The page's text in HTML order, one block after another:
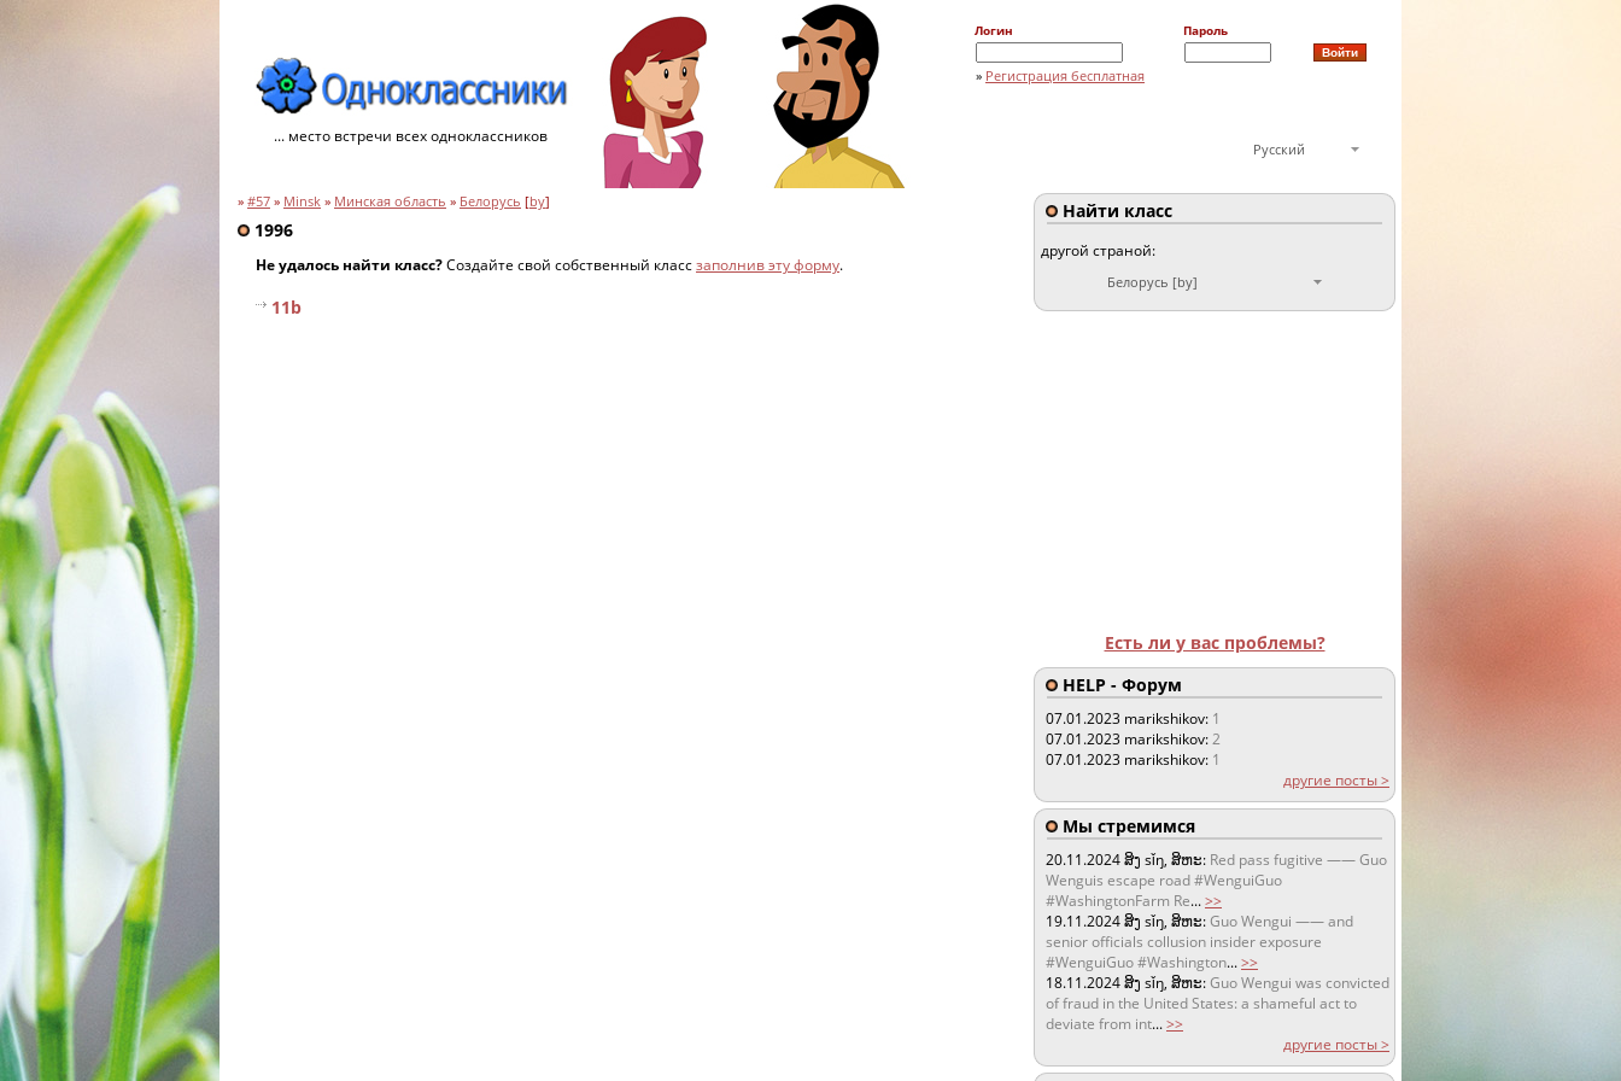
... место встречи всех одноклассников
Логин Пароль
» Регистрация бесплатная
Русский
» #57 » Minsk » Минская область » Белорусь [by]
1996
Не удалось найти класс?Создайте свой собственный классзаполнив эту форму.
11b
Найти класс
другой страной:
Белорусь [by]
Есть ли у вас проблемы?
HELP - Форум
07.01.2023 marikshikov: 1
07.01.2023 marikshikov:2
07.01.2023 marikshikov: 1
другие посты >
Мы стремимся
20.11.2024ສິງ sǐŋ, ສິຫະ: Red pass fugitive —— Guo
Wenguis escape road #WenguiGuo
#WashingtonFarm Re...>>
19.11.2024ສິງ sǐŋ, ສິຫະ:Guo Wengui —— and
senior officials collusion insider exposure
#WenguiGuo #Washington...>>
18.11.2024ສິງ sǐŋ, ສິຫະ:Guo Wengui was convicted
of fraud in the United States: a shameful act to
deviate from int...>>
другие посты >